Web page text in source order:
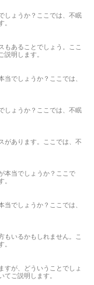
しょうか？ここでは、不眠
。
もあることでしょう。ここ
説明します。
でしょうか？ここでは、
しょうか？ここでは、不眠
があります。ここでは、不
本当でしょうか？ここで
。
でしょうか？ここでは、
もいるかもしれません。こ
。
すが、どういうことでしょ
てご説明します。